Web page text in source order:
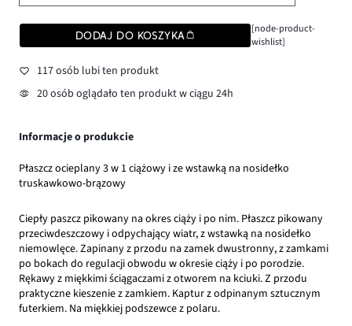
DODAJ DO KOSZYKA
[node-product-
wishlist]
117 osób lubi ten produkt
20 osób oglądało ten produkt w ciągu 24h
Informacje o produkcie
Płaszcz ocieplany 3 w 1 ciążowy i ze wstawką na nosidełko
truskawkowo-brązowy
Ciepły paszcz pikowany na okres ciąży i po nim. Płaszcz pikowany
przeciwdeszczowy i odpychający wiatr, z wstawką na nosidełko
niemowlęce. Zapinany z przodu na zamek dwustronny, z zamkami
po bokach do regulacji obwodu w okresie ciąży i po porodzie.
Rękawy z miękkimi ściągaczami z otworem na kciuki. Z przodu
praktyczne kieszenie z zamkiem. Kaptur z odpinanym sztucznym
futerkiem. Na miękkiej podszewce z polaru.